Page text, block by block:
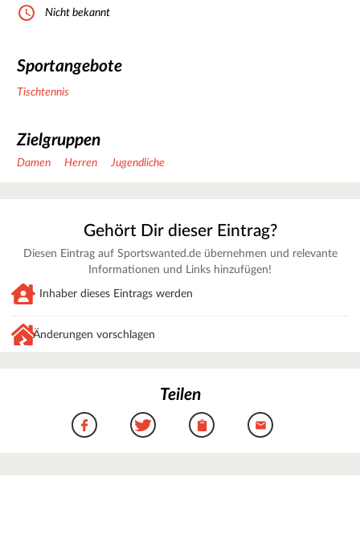
Nicht bekannt
Sportangebote
Tischtennis
Zielgruppen
Damen Herren Jugendliche
Gehört Dir dieser Eintrag?
Diesen Eintrag auf Sportswanted.de übernehmen und relevante
Informationen und Links hinzufügen!
Inhaber dieses Eintrags werden
Änderungen vorschlagen
Teilen